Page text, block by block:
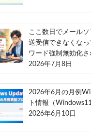
ここ数日でメール
送受信できなくな
ワード強制無効化さ
2026年7月8日
2026年6月の月例
ト情報（
2026年6月10日